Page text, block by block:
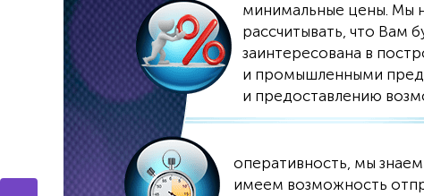
минимальные цены. Мы
рассчитывать, что Вам
заинтересована в
и промышленными
и предоставлению
оперативность, мы
имеем возможность